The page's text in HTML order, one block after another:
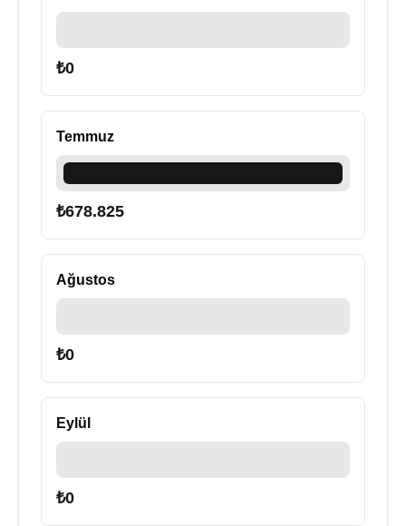
₺0
Temmuz
₺678.825
Ağustos
₺0
Eylül
₺0